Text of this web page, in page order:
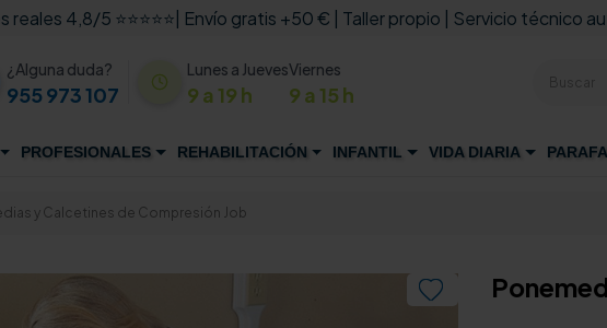
4,8/5 ⭐⭐⭐⭐⭐| Envío gratis +50 € | Taller propio | Servicio técnico
¿Alguna duda?
955 973 107
Lunes a Jueves
9 a 19 h
Viernes
9 a 15 h
PROFESIONALES REHABILITACIÓN INFANTIL VIDA DIARIA
y Calcetines de Compresión Job
